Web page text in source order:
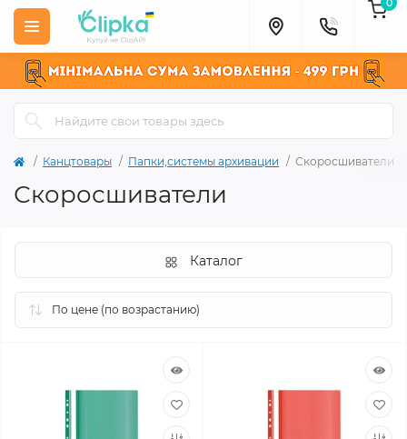
Канцтовары Папки,системы архивации Скоросшиватели
Скоросшиватели
Каталог